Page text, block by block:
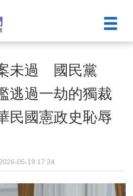
未過 國民黨
逃過一劫的獨裁
民國憲政史恥辱
2026-05-19 17:24